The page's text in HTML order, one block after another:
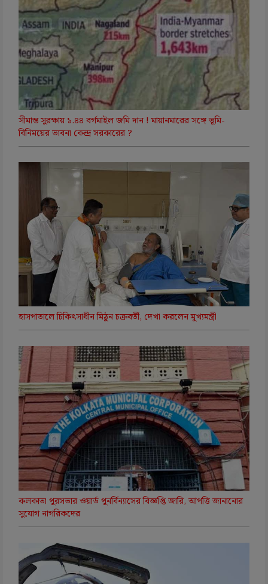
সীমান্ত সুরক্ষায় ১.৪৪ বর্গমাইল জমি দান ! মায়ানমারের সঙ্গে ভূমি-
বিনিময়ের ভাবনা কেন্দ্র সরকারের ?
হাসপাতালে চিকিৎসাধীন মিঠুন চক্রবর্তী, দেখা করলেন মুখ্যমন্ত্রী
কলকাতা পুরসভার ওয়ার্ড পুনর্বিন্যাসের বিজ্ঞপ্তি জারি, আপত্তি জানানোর
সুযোগ নাগরিকদের